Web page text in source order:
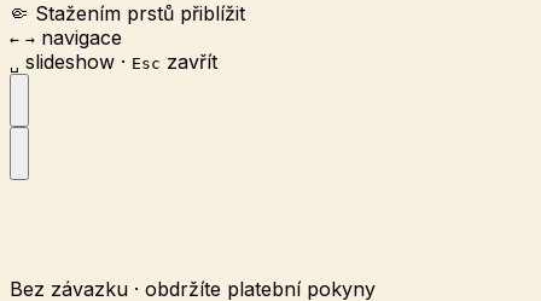
🤏 Stažením prstů přiblížit
← → navigace
␣ slideshow · Esc zavřít
Bez závazku · obdržíte platební pokyny